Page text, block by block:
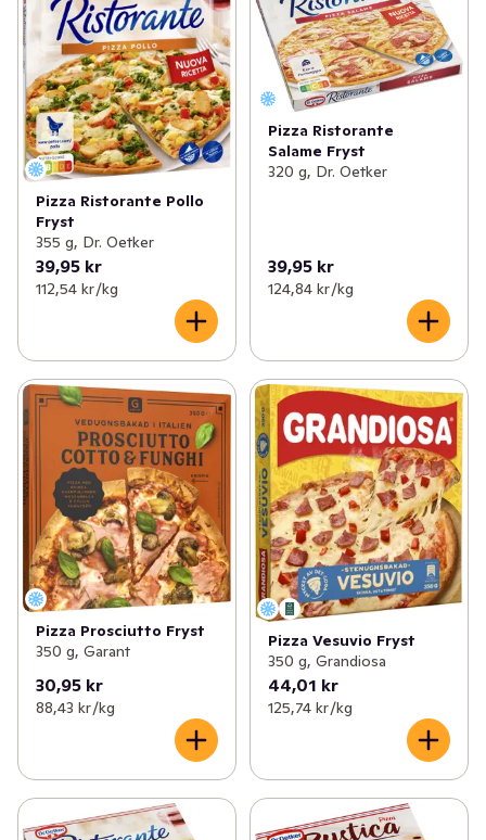
Pizza Ristorante Pollo
Fryst
355 g, Dr. Oetker
39,95 kr
112,54 kr /kg
Pizza Ristorante
Salame Fryst
320 g, Dr. Oetker
39,95 kr
124,84 kr /kg
Pizza Prosciutto Fryst
350 g, Garant
30,95 kr
88,43 kr /kg
Pizza Vesuvio Fryst
350 g, Grandiosa
44,01 kr
125,74 kr /kg